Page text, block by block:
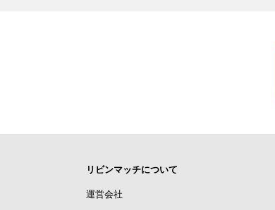
リビンマッチについて
運営会社